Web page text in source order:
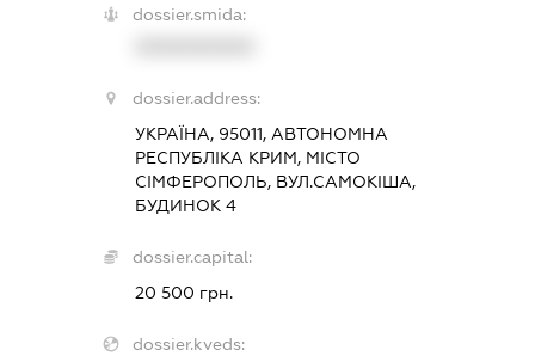
dossier.smida:
dossier.address:
УКРАЇНА, 95011, АВТОНОМНА
РЕСПУБЛІКА КРИМ, МІСТО
СІМФЕРОПОЛЬ, ВУЛ.САМОКІША,
БУДИНОК 4
dossier.capital:
20 500 грн.
dossier.kveds: